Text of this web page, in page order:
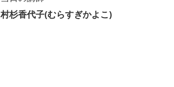
村杉香代子(むらすぎかよこ)